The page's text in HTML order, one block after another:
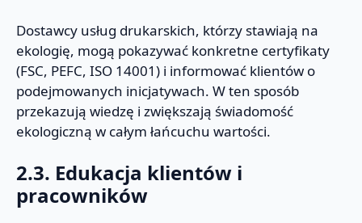
Dostawcy usług drukarskich, którzy stawiają na
ekologię, mogą pokazywać konkretne certyfikaty
(FSC, PEFC, ISO 14001) i informować klientów o
podejmowanych inicjatywach. W ten sposób
przekazują wiedzę i zwiększają świadomość
ekologiczną w całym łańcuchu wartości.
2.3. Edukacja klientów i
pracowników